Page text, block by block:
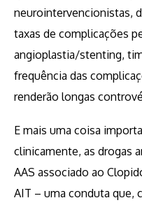
neurointervencionistas,
taxas de complicações
angioplastia/stenting,
frequência das
renderão longas
E mais uma coisa
clinicamente, as drogas
AAS associado ao
AIT – uma conduta que,